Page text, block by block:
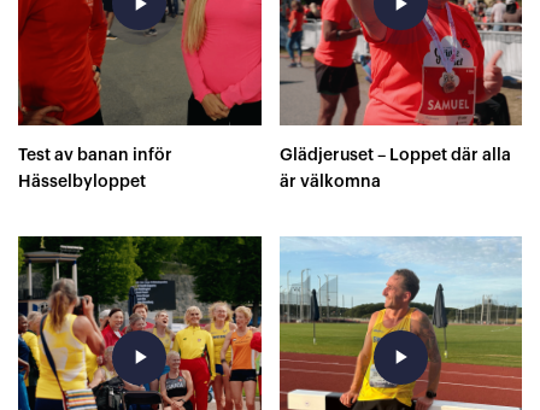
Test av banan inför
Hässelbyloppet
Glädjeruset – Loppet där alla
är välkomna
play_arrow play_arrow